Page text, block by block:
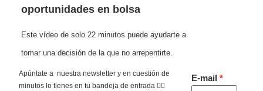
oportunidades en bolsa
Este vídeo de solo 22 minutos puede ayudarte a
tomar una decisión de la que no arrepentirte.
Apúntate a nuestra newsletter y en cuestión de
minutos lo tienes en tu bandeja de entrada 👇🏻
E-mail